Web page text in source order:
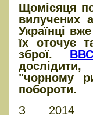
Щомісяця
вилучених
Українці
їх оточує
зброї.
"чорному
побороти.
З 2014